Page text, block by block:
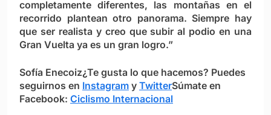
completamente diferentes, las montañas en el
recorrido plantean otro panorama. Siempre hay
que ser realista y creo que subir al podio en una
Gran Vuelta ya es un gran logro.”
Sofía Enecoiz¿Te gusta lo que hacemos? Puedes
seguirnos en Instagram y TwitterSúmate en
Facebook: Ciclismo Internacional